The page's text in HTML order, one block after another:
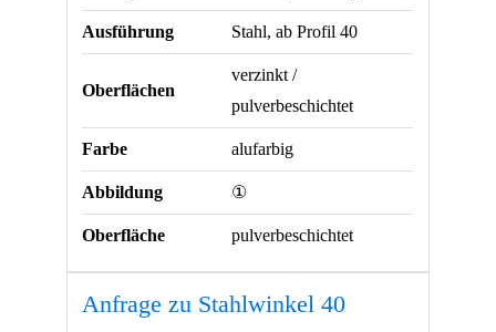
Ausführung Stahl, ab Profil 40
Oberflächen
verzinkt /
pulverbeschichtet
Farbe alufarbig
Abbildung ①
Oberfläche pulverbeschichtet
Anfrage zu Stahlwinkel 40